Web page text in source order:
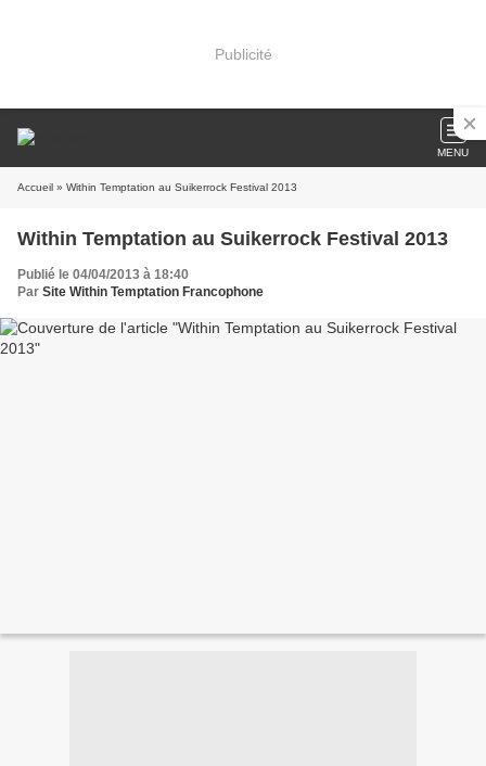
Publicité
MENU
Accueil » Within Temptation au Suikerrock Festival 2013
Within Temptation au Suikerrock Festival 2013
Publié le 04/04/2013 à 18:40
Par Site Within Temptation Francophone